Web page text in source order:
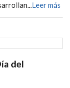
Leer más
del